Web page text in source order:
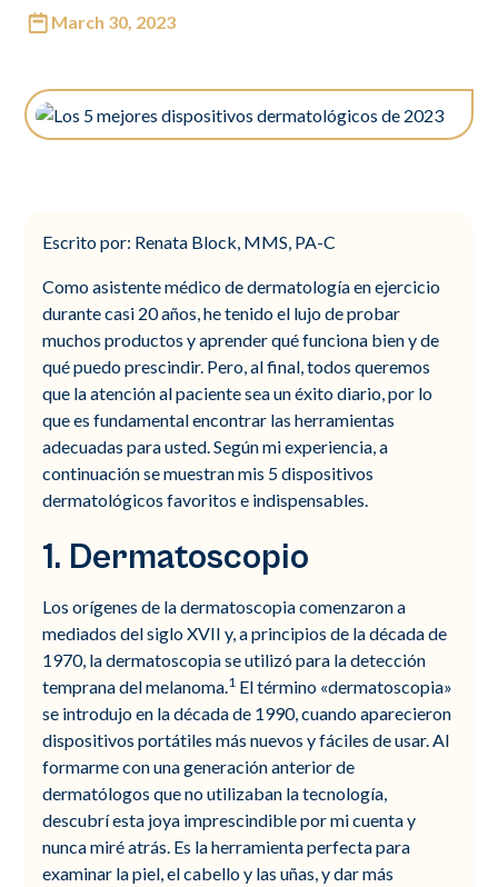
March 30, 2023
Escrito por: Renata Block, MMS, PA-C
Como asistente médico de dermatología en ejercicio
durante casi 20 años, he tenido el lujo de probar
muchos productos y aprender qué funciona bien y de
qué puedo prescindir. Pero, al final, todos queremos
que la atención al paciente sea un éxito diario, por lo
que es fundamental encontrar las herramientas
adecuadas para usted. Según mi experiencia, a
continuación se muestran mis 5 dispositivos
dermatológicos favoritos e indispensables.
1. Dermatoscopio
Los orígenes de la dermatoscopia comenzaron a
mediados del siglo XVII y, a principios de la década de
1970, la dermatoscopia se utilizó para la detección
temprana del melanoma.1 El término «dermatoscopia»
se introdujo en la década de 1990, cuando aparecieron
dispositivos portátiles más nuevos y fáciles de usar. Al
formarme con una generación anterior de
dermatólogos que no utilizaban la tecnología,
descubrí esta joya imprescindible por mi cuenta y
nunca miré atrás. Es la herramienta perfecta para
examinar la piel, el cabello y las uñas, y dar más